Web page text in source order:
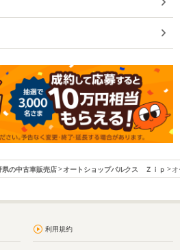
県の中古車販売店 オートショップバルクス Ｚｉｐ
利用規約